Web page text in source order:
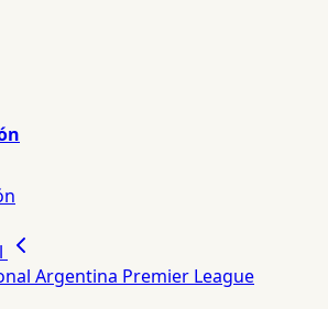
Argentina Premier League